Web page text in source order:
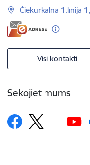
Čiekurkalna 1.līnija
Visi kontakti
Sekojiet mums